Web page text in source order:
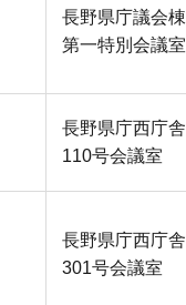
長野県庁議会棟
第一特別会議室
長野県庁西庁舎
110号会議室
長野県庁西庁舎
301号会議室